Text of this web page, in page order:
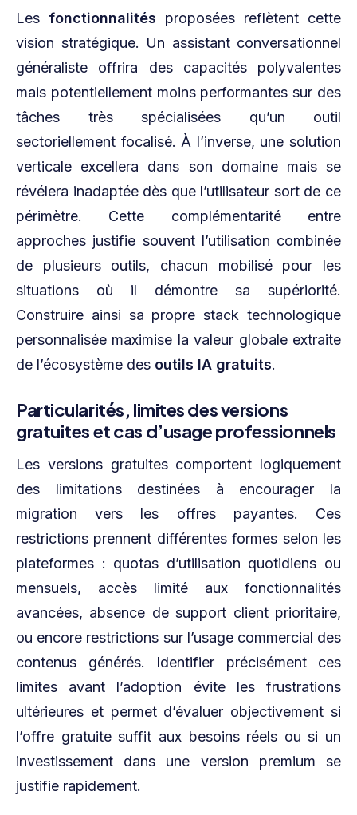
Les fonctionnalités proposées reflètent cette
vision stratégique. Un assistant conversationnel
généraliste offrira des capacités polyvalentes
mais potentiellement moins performantes sur des
tâches très spécialisées qu’un outil
sectoriellement focalisé. À l’inverse, une solution
verticale excellera dans son domaine mais se
révélera inadaptée dès que l’utilisateur sort de ce
périmètre. Cette complémentarité entre
approches justifie souvent l’utilisation combinée
de plusieurs outils, chacun mobilisé pour les
situations où il démontre sa supériorité.
Construire ainsi sa propre stack technologique
personnalisée maximise la valeur globale extraite
de l’écosystème des outils IA gratuits.
Particularités, limites des versions
gratuites et cas d’usage professionnels
Les versions gratuites comportent logiquement
des limitations destinées à encourager la
migration vers les offres payantes. Ces
restrictions prennent différentes formes selon les
plateformes : quotas d’utilisation quotidiens ou
mensuels, accès limité aux fonctionnalités
avancées, absence de support client prioritaire,
ou encore restrictions sur l’usage commercial des
contenus générés. Identifier précisément ces
limites avant l’adoption évite les frustrations
ultérieures et permet d’évaluer objectivement si
l’offre gratuite suffit aux besoins réels ou si un
investissement dans une version premium se
justifie rapidement.